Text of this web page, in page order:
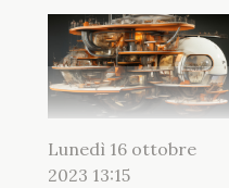
Lunedì 16 ottobre
2023 13:15